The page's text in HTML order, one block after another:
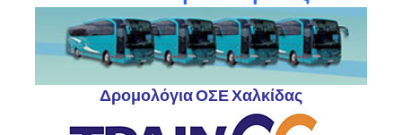
Δρομολόγια ΟΣΕ Χαλκίδας